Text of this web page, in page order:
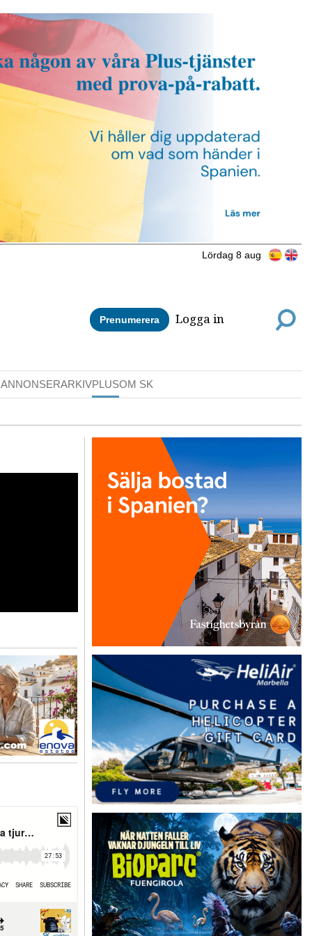
Lördag 8 aug
Prenumerera Logga in
ARKIVPLUSOM SK